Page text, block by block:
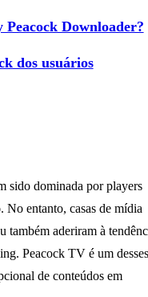
Downloader?
dos usuários
sido dominada por players
entanto, casas de mídia
aderiram à
Peacock TV é um desses
de conteúdos em